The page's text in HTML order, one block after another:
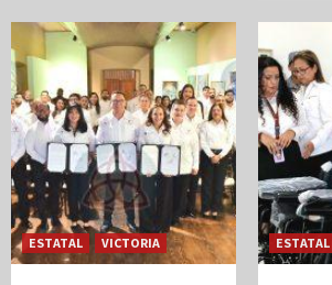
ESTATAL VICTORIA ESTATAL